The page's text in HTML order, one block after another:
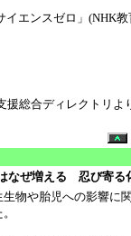
イエンスゼロ」(NHK
援総合ディレクトリよ
なぜ増える 忍び寄る
物や胎児への影響に